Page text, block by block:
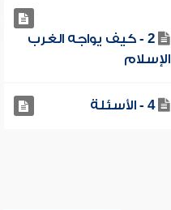
2 - كيف يواجه الغرب
الإسلام
4 - الأسئلة